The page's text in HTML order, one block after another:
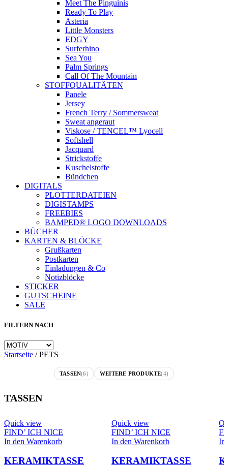
Meet The Pinguinis
Ready To Play
Asteria
Little Monsters
EDGY
Surferhino
Sea You
Palm Springs
Call Of The Mountain
STOFFQUALITÄTEN
Panele
Jersey
French Terry / Sommersweat
Sweat angeraut
Viskose / TENCEL™ Lyocell
Softshell
Jacquard
Strickstoffe
Kuschelstoffe
Bündchen
DIGITALS
PLOTTERDATEIEN
DIGISTAMPS
FREEBIES
BAMPED® LOGO DOWNLOADS
BÜCHER
KARTEN & BLÖCKE
Grußkarten
Postkarten
Einladungen & Co
Notizblöcke
STICKER
GUTSCHEINE
SALE
FILTERN NACH
Startseite /PETS
TASSEN(6) WEITERE PRODUKTE(4)
TASSEN
Quick view
FIND’ ICH NICE
In den Warenkorb
KERAMIKTASSE
Quick view
FIND’ ICH NICE
In den Warenkorb
KERAMIKTASSE
In